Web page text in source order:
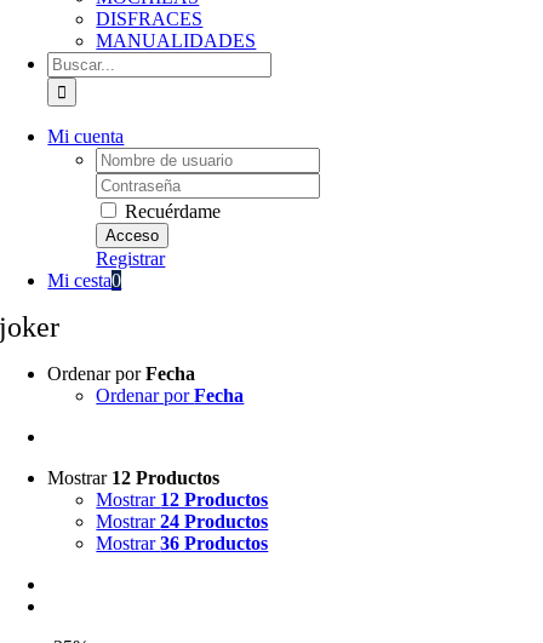
DISFRACES
MANUALIDADES
Buscar:
Mi cuenta
Username:
Password:
Recuérdame
Registrar
Mi cesta0
joker
Ordenar porFecha
Ordenar porFecha
Mostrar 12 Productos
Mostrar 12 Productos
Mostrar24 Productos
Mostrar36 Productos